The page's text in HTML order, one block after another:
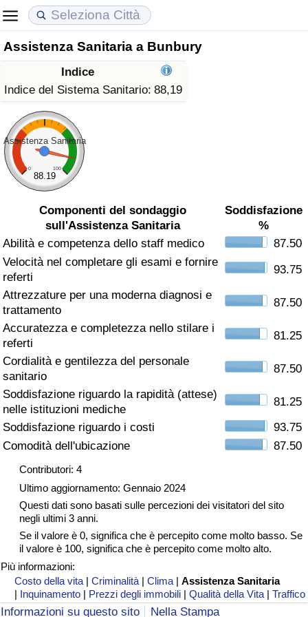
Assistenza Sanitaria a Bunbury
Indice
Indice del Sistema Sanitario: 88,19
Assistenza Sanitaria
0 100
88.19
Componenti del sondaggio
sull'Assistenza Sanitaria
Soddisfazione
%
Abilità e competenza dello staff medico
87.50
Velocità nel completare gli esami e fornire
referti
93.75
Attrezzature per una moderna diagnosi e
trattamento
87.50
Accuratezza e completezza nello stilare i
referti
81.25
Cordialità e gentilezza del personale
sanitario
87.50
Soddisfazione riguardo la rapidità (attese)
nelle istituzioni mediche
81.25
Soddisfazione riguardo i costi
93.75
Comodità dell'ubicazione
87.50
Contributori: 4
Ultimo aggiornamento: Gennaio 2024
Questi dati sono basati sulle percezioni dei visitatori del sito
negli ultimi 3 anni.
Se il valore è 0, significa che è percepito come molto basso. Se
il valore è 100, significa che è percepito come molto alto.
Più informazioni:
Costo della vita |Criminalità |Clima |Assistenza Sanitaria
| Inquinamento | Prezzi degli immobili |Qualità della Vita |Traffico
Informazioni su questo sito Nella Stampa
Costo della vita
Indice Del Costo Della Vita (corrente)
Indice Del Costo Della Vita
Indice del Costo della Vita per Nazione
ad Aqaba
Prezzi degli immobili
Indice del Prezzo delle Case (Corrente)
Indice del Prezzo delle Case
Indice del Prezzo delle Case per Nazione
Qualità della Vita
Indice della Qualità della Vita
Indice della Qualità della Vita (Corrente)
Indice della qualità della vita per Paese
Criminalità
Indice del Tasso di Criminalità (Corrente)
Indice della Criminalità
Indice di criminalità per paese
Assistenza Sanitaria
Indice dell’Assistenza Sanitaria (Corrente)
Indice dell’Assistenza Sanitaria
Indice dell’Assistenza Sanitaria per
Inquinamento
Indice dell’Inquinamento (Corrente)
Indice di inquinamento
Indice dell’Inquinamento per Nazione